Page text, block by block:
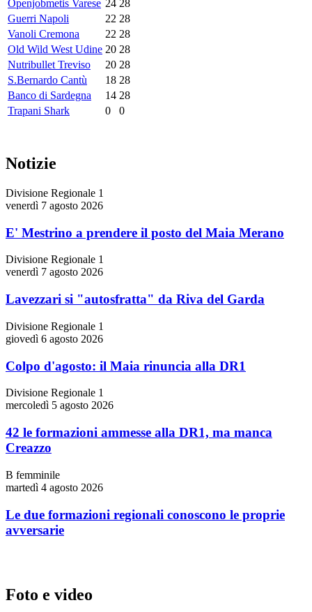
Openjobmetis Varese 24 28
Guerri Napoli
22 28
Vanoli Cremona
22 28
Old Wild West Udine 20 28
Nutribullet Treviso
20 28
S.Bernardo Cantù
18 28
Banco di Sardegna
14 28
Trapani Shark
0 0
Notizie
Divisione Regionale 1
venerdì 7 agosto 2026
E' Mestrino a prendere il posto del Maia Merano
Divisione Regionale 1
venerdì 7 agosto 2026
Lavezzari si "autosfratta" da Riva del Garda
Divisione Regionale 1
giovedì 6 agosto 2026
Colpo d'agosto: il Maia rinuncia alla DR1
Divisione Regionale 1
mercoledì 5 agosto 2026
42 le formazioni ammesse alla DR1, ma manca
Creazzo
B femminile
martedì 4 agosto 2026
Le due formazioni regionali conoscono le proprie
avversarie
Foto e video